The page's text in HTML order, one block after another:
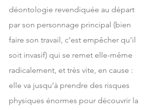
déontologie revendiquée au départ
par son personnage principal (bien
faire son travail, c’est empêcher qu’il
soit invasif) qui se remet elle-même
radicalement, et très vite, en cause :
elle va jusqu’à prendre des risques
physiques énormes pour découvrir la